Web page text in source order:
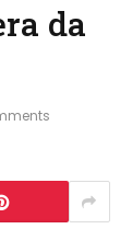
da